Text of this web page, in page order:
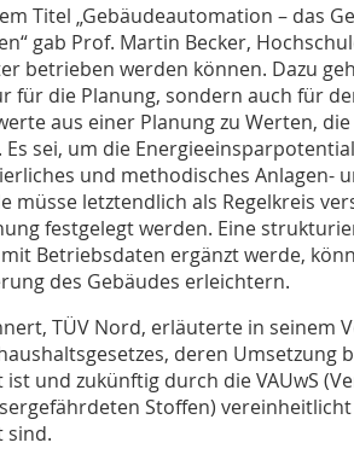
Titel „Gebäudeautomation – das
gab Prof. Martin Becker,
betrieben werden können. Dazu
für die Planung, sondern auch für
aus einer Planung zu Werten,
Es sei, um die
und methodisches Anlagen-
müsse letztendlich als Regelkreis
festgelegt werden. Eine
Betriebsdaten ergänzt werde,
des Gebäudes erleichtern.
TÜV Nord, erläuterte in seinem
deren Umsetzung
ist und zukünftig durch die VAUwS
Stoffen)
sind.